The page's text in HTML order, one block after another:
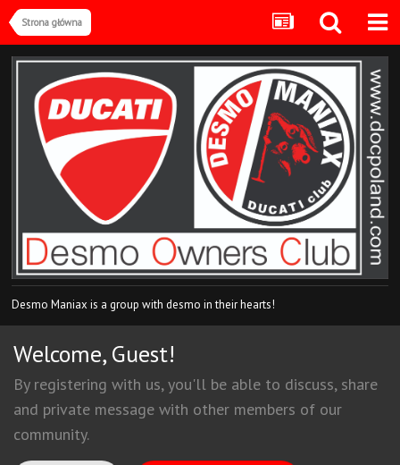
Strona główna
Desmo Maniax is a group with desmo in their hearts!
Welcome, Guest!
By registering with us, you'll be able to discuss, share
and private message with other members of our
community.